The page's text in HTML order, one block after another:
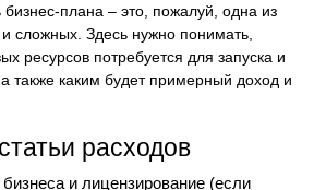
плана – это, пожалуй, одна из
сложных. Здесь нужно понимать,
ресурсов потребуется для запуска и
также каким будет примерный доход и
расходов
бизнеса и лицензирование (если